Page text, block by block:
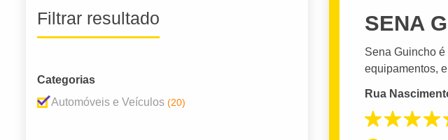
Filtrar resultado
Categorias
Automóveis e Veículos (20)
SENA
Sena Guincho
equipamentos,
Rua